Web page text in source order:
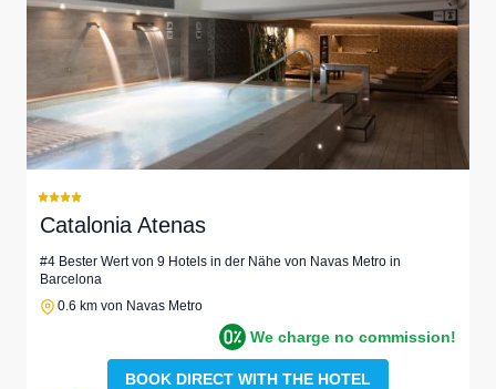
Catalonia Atenas
#4 Bester Wert von 9 Hotels in der Nähe von Navas Metro in
Barcelona
0.6 km von Navas Metro
We charge no commission!
BOOK DIRECT WITH THE HOTEL